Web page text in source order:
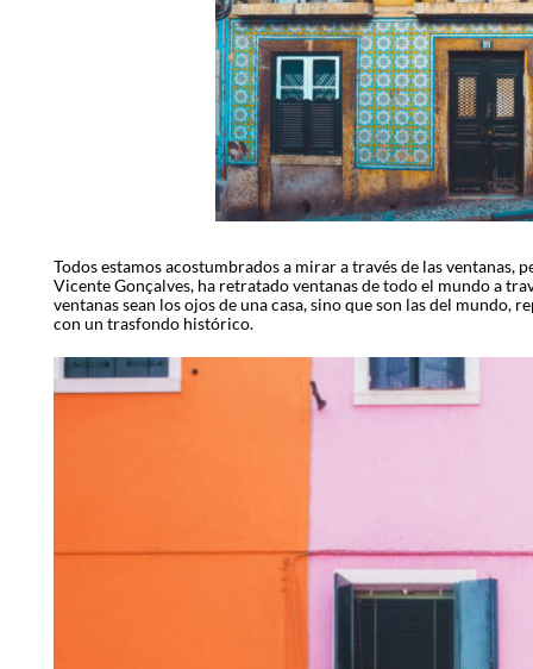
Todos estamos acostumbrados a mirar a través de las ventanas,
Vicente Gonçalves, ha retratado ventanas de todo el mundo a
ventanas sean los ojos de una casa, sino que son las del mundo,
con un trasfondo histórico.